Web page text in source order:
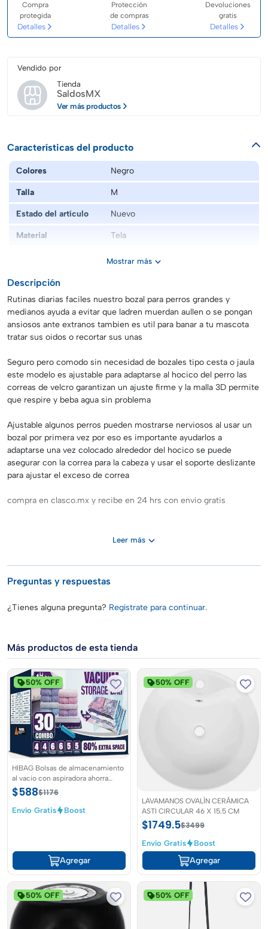
Compra
protegida
Detalles
Protección
de compras
Detalles
Devoluciones
gratis
Detalles
Vendido por
Tienda
SaldosMX
Ver más productos
Características del producto
Colores Negro
Talla M
Estado del artículo Nuevo
Material Tela
Genérico
Modelo
Mostrar más
Descripción
Rutinas diarias faciles nuestro bozal para perros grandes y
medianos ayuda a evitar que ladren muerdan aullen o se pongan
ansiosos ante extranos tambien es util para banar a tu mascota
tratar sus oidos o recortar sus unas
Seguro pero comodo sin necesidad de bozales tipo cesta o jaula
este modelo es ajustable para adaptarse al hocico del perro las
correas de velcro garantizan un ajuste firme y la malla 3D permite
que respire y beba agua sin problema
Ajustable algunos perros pueden mostrarse nerviosos al usar un
bozal por primera vez por eso es importante ayudarlos a
adaptarse una vez colocado alrededor del hocico se puede
asegurar con la correa para la cabeza y usar el soporte deslizante
para ajustar el exceso de correa
compra en clasco.mx y recibe en 24 hrs con envio gratis
Leer más
Preguntas y respuestas
¿Tienes alguna pregunta? Regístrate para continuar.
Más productos de esta tienda
50% OFF
HIBAG Bolsas de almacenamiento
al vacio con aspiradora ahorra
espacio
$588$1176
Envío Gratis Boost
Agregar
50% OFF
LAVAMANOS OVALÍN CERÁMICA
ASTI CIRCULAR 46 X 15.5 CM
$1749.5$3499
Envío Gratis Boost
Agregar
50% OFF 50% OFF